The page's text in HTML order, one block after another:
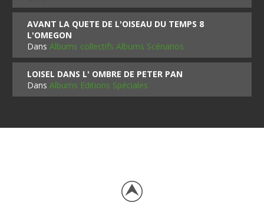
AVANT LA QUETE DE L'OISEAU DU TEMPS 8
L'OMEGON
DansAlbums collectifs Albums Scénarios
LOISEL DANS L' OMBRE DE PETER PAN
DansAlbums Editions Spéciales